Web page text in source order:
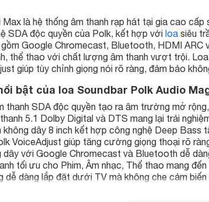
là hệ thống âm thanh rạp hát tại gia cao cấp
SDA độc quyền của Polk, kết hợp với loa siêu
Google Chromecast, Bluetooth, HDMI
thể thao với chất lượng âm thanh vượt trội.
giúp tùy chỉnh giọng nói rõ ràng, đảm bảo
bật của loa Soundbar Polk Audio
thanh SDA độc quyền tạo ra âm trường mở
5.1 Dolby Digital và DTS mang lại trải
không dây 8 inch kết hợp công nghệ Deep Bass
VoiceAdjust giúp tăng cường giọng thoại rõ
dây với Google Chromecast và Bluetooth dễ
tối ưu cho Phim, Âm nhạc, Thể thao mang
dễ dàng lắp đặt dưới TV mà không che cảm